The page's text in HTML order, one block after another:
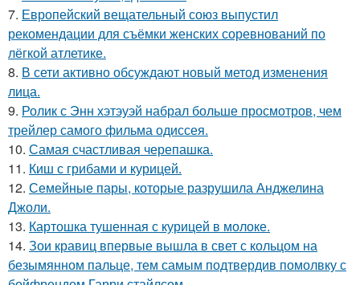
7. Европейский вещательный союз выпустил
рекомендации для съёмки женских соревнований по
лёгкой атлетике.
8. В сети активно обсуждают новый метод изменения
лица.
9. Ролик с Энн хэтэуэй набрал больше просмотров, чем
трейлер самого фильма одиссея.
10. Самая счастливая черепашка.
11. Киш с грибами и курицей.
12. Семейные пары, которые разрушила Анджелина
Джоли.
13. Картошка тушенная с курицей в молоке.
14. Зои кравиц впервые вышла в свет с кольцом на
безымянном пальце, тем самым подтвердив помолвку с